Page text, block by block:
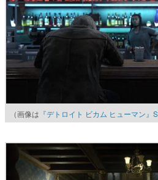
（画像は 『デトロイト ビカム ヒューマン』